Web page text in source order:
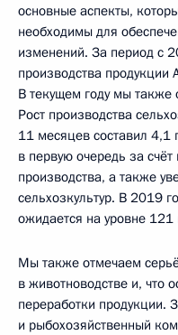
основные аспекты,
необходимы для
изменений. За период с
производства продукции
В текущем году мы
Рост производства
11 месяцев составил 4,1
в первую очередь за
производства, а также
сельхозкультур. В 2019
ожидается на уровне 121
Мы также отмечаем
в животноводстве и, что
переработки продукции.
и рыбохозяйственный